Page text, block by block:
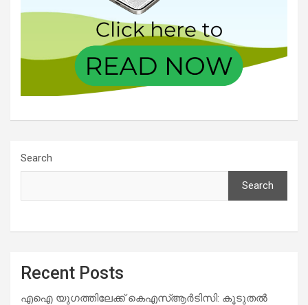
Search
Search
Recent Posts
എഐ യുഗത്തിലേക്ക് കെഎസ്ആർടിസി: കൂടുതൽ